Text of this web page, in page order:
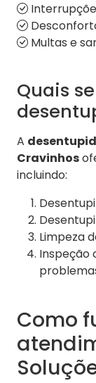
Multas e
Quais
A
Cravinhos
incluindo:
Limpeza
Inspeção
Como